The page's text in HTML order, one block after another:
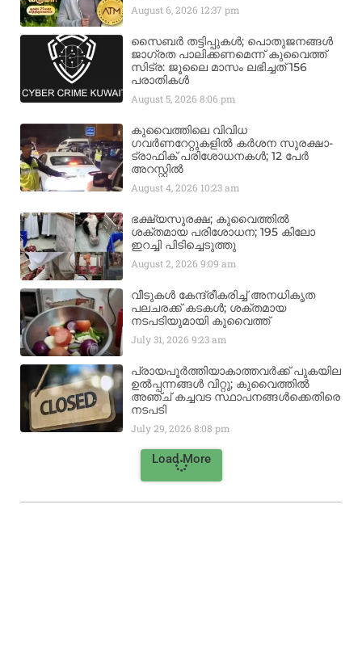
August 6, 2026 12:37 pm
സൈബർ തട്ടിപ്പുകൾ; പൊതുജനങ്ങൾ
ജാഗ്രത പാലിക്കണമെന്ന് കുവൈത്ത്
സിട്ര: ജൂലൈ മാസം ലഭിച്ചത് 156
പരാതികൾ
August 5, 20268:06 pm
കുവൈത്തിലെ വിവിധ
ഗവർണറേറ്റുകളിൽ കർശന സുരക്ഷാ-
ട്രാഫിക് പരിശോധനകൾ; 12 പേർ
അറസ്റ്റിൽ
August 4, 2026 10:23 am
ഭക്ഷ്യസുരക്ഷ; കുവൈത്തിൽ
ശക്തമായ പരിശോധന; 195 കിലോ
ഇറച്ചി പിടിച്ചെടുത്തു
August 2, 20269:09 am
വീടുകൾ കേന്ദ്രീകരിച്ച് അനധികൃത
പലചരക്ക് കടകൾ; ശക്തമായ
നടപടിയുമായി കുവൈത്ത്
July 31, 20269:23 am
പ്രായപൂർത്തിയാകാത്തവർക്ക് പുകയില
ഉൽപ്പന്നങ്ങൾ വിറ്റു; കുവൈത്തിൽ
അഞ്ച് കച്ചവട സ്ഥാപനങ്ങൾക്കെതിരെ
നടപടി
July 29, 20268:08 pm
Load More